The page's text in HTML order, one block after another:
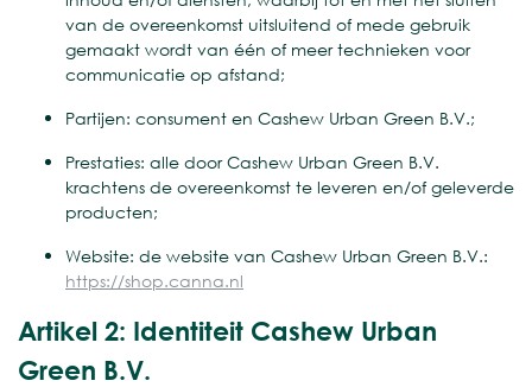
van de overeenkomst uitsluitend of mede gebruik
gemaakt wordt van één of meer technieken voor
communicatie op afstand;
Partijen: consument en Cashew Urban Green B.V.;
Prestaties: alle door Cashew Urban Green B.V.
krachtens de overeenkomst te leveren en/of geleverde
producten;
Website: de website van Cashew Urban Green B.V.:
https://shop.canna.nl
Artikel 2: Identiteit Cashew Urban
Green B.V.